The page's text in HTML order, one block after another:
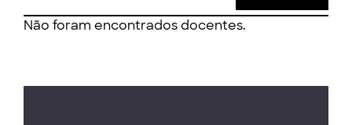
Não foram encontrados docentes.